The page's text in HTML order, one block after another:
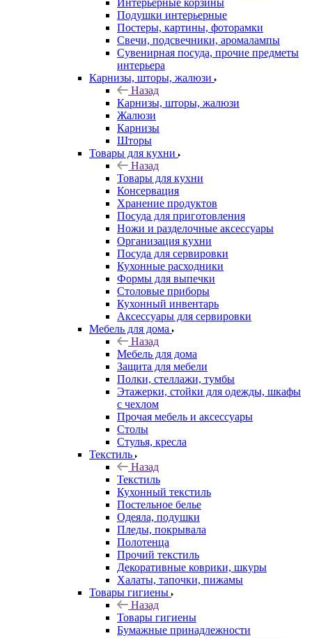
Интерьерные корзины
Подушки интерьерные
Постеры, картины, фоторамки
Свечи, подсвечники, аромалампы
Сувенирная посуда, прочие предметы
интерьера
Карнизы, шторы, жалюзи
Назад
Карнизы, шторы, жалюзи
Жалюзи
Карнизы
Шторы
Товары для кухни
Назад
Товары для кухни
Консервация
Хранение продуктов
Посуда для приготовления
Ножи и разделочные аксессуары
Организация кухни
Посуда для сервировки
Кухонные расходники
Формы для выпечки
Столовые приборы
Кухонный инвентарь
Аксессуары для сервировки
Мебель для дома
Назад
Мебель для дома
Защита для мебели
Полки, стеллажи, тумбы
Этажерки, стойки для одежды, шкафы
с чехлом
Прочая мебель и аксессуары
Столы
Стулья, кресла
Текстиль
Назад
Текстиль
Кухонный текстиль
Постельное белье
Одеяла, подушки
Пледы, покрывала
Полотенца
Прочий текстиль
Декоративные коврики, шкуры
Халаты, тапочки, пижамы
Товары гигиены
Назад
Товары гигиены
Бумажные принадлежности